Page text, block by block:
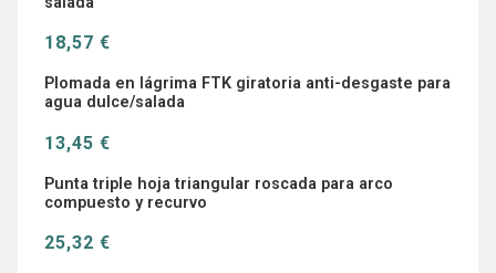
18,57 €
Plomada en lágrima FTK giratoria anti-desgaste para
agua dulce/salada
13,45 €
Punta triple hoja triangular roscada para arco
compuesto y recurvo
25,32 €